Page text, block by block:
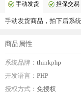
手动发货 担保交易
手动发货商品，拍下后系
商品属性
系统品牌： thinkphp
开发语言： PHP
授权方式： 免授权